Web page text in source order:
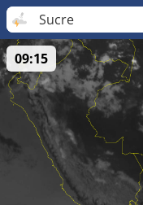
Sucre
09:15